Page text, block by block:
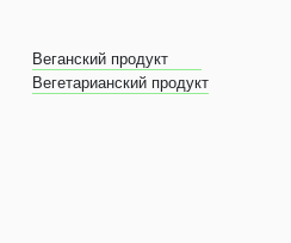
Веганский продукт
Вегетарианский продукт